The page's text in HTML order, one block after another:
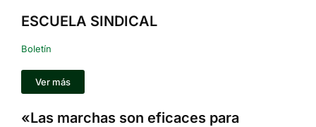
ESCUELA SINDICAL
Boletín
Ver más
«Las marchas son eficaces para